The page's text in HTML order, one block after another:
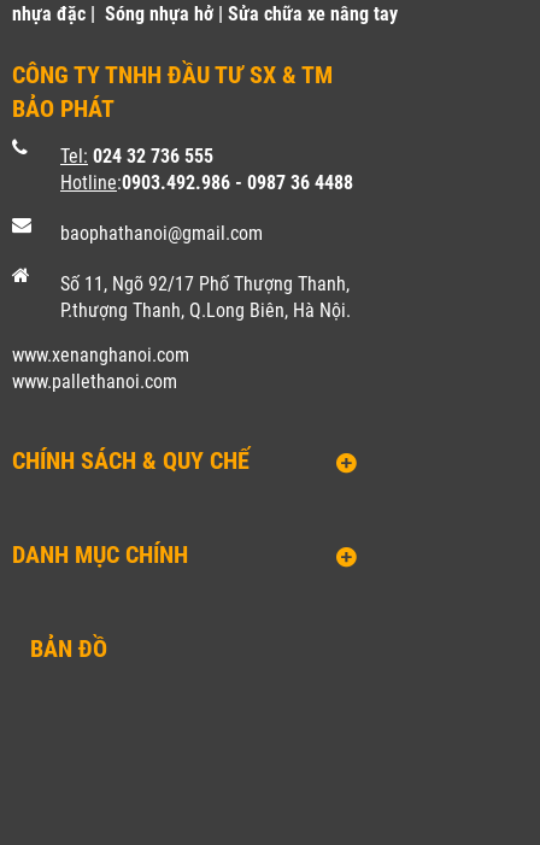
nhựa đặc | Sóng nhựa hở | Sửa chữa xe nâng tay
CÔNG TY TNHH ĐẦU TƯ SX & TM
BẢO PHÁT
Tel: 024 32 736 555
Hotline:0903.492.986 - 0987 36 4488
baophathanoi@gmail.com
Số 11, Ngõ 92/17 Phố Thượng Thanh,
P.thượng Thanh, Q.Long Biên, Hà Nội.
www.xenanghanoi.com
www.pallethanoi.com
CHÍNH SÁCH & QUY CHẾ
DANH MỤC CHÍNH
BẢN ĐỒ